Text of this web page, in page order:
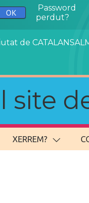
Password
perdut?
de
XERREM?